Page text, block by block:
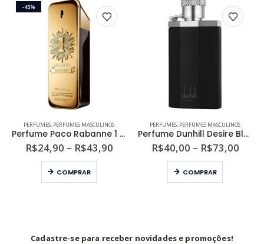
-45%
Este produto tem várias variantes. As opções podem ser escolhidas na página do produto
PERFUMES, PERFUMES MASCULINOS
Perfume Paco Rabanne 1 Million Parfum Masculino
R$24,90 – R$43,90Faixa
COMPRAR
Este produto tem várias variantes. As opções podem ser escolhidas na página do produto
Este produto tem várias variantes. As opções podem ser escolhidas na página do produto
PERFUMES, PERFUMES MASCULINOS
Perfume Dunhill Desire Black Masculino Eau de Toilette
R$40,00 – R$73,00Faixa
COMPRAR
Este produto tem várias variantes. As opções podem ser escolhidas na página do produto
Cadastre-se para receber novidades e promoções!